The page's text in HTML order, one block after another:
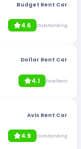
Budget Rent Car
4.6 Outstanding
Dollar Rent Car
4.1 Excellent
Avis Rent Car
4.9 Outstanding